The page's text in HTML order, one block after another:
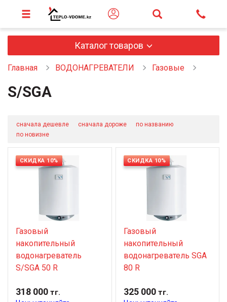
Каталог товаров
Главная ВОДОНАГРЕВАТЕЛИ Газовые
S/SGA
сначала дешевле сначала дороже
по названию
по новизне
СКИДКА 10%
Газовый
накопительный
водонагреватель
S/SGA 50 R
318 000 тг.
СКИДКА 10%
Газовый
накопительный
водонагреватель SGA
80 R
325 000тг.